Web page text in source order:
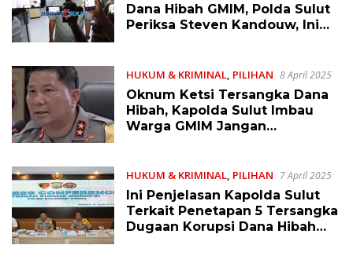
Dana Hibah GMIM, Polda Sulut
Periksa Steven Kandouw, Ini
HUKUM & KRIMINAL, PILIHAN 8 April 2025
Oknum Ketsi Tersangka Dana
Hibah, Kapolda Sulut Imbau
Warga GMIM Jangan
HUKUM & KRIMINAL, PILIHAN 7 April 2025
Ini Penjelasan Kapolda Sulut
Terkait Penetapan 5 Tersangka
Dugaan Korupsi Dana Hibah